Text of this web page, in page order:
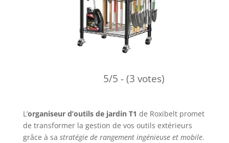
5/5 - (3 votes)
L’organiseur d’outils de jardin T1 de Roxibelt promet
de transformer la gestion de vos outils extérieurs
grâce à sa stratégie de rangement ingénieuse et mobile.